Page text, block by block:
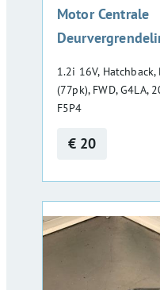
Motor Centrale
1.2i 16V,
(77pk), FWD, G4LA,
F5P4
€ 20